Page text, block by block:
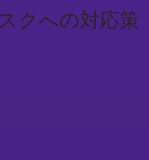
クへの対応策